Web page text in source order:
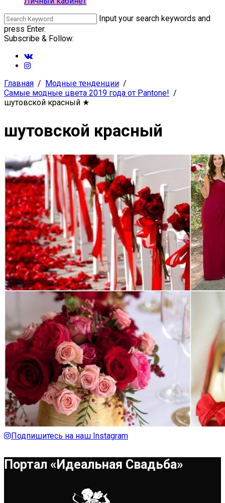
Input your search keywords and
press Enter.
Subscribe & Follow:
Главная
Модные тенденции
Самые модные цвета 2019 года от Pantone!
шутовской красный ★
шутовской красный
Подпишитесь на наш Instagram
Портал «Идеальная Свадьба»